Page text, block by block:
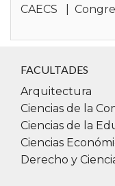
CAECS |
FACULTADES
Arquitectura
Ciencias de la
Ciencias de la
Ciencias
Derecho y